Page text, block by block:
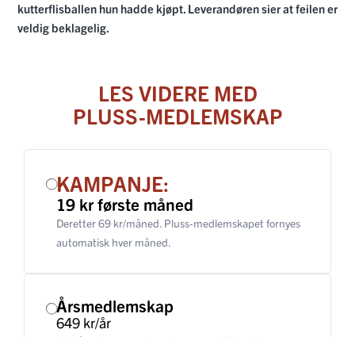
kutterflisballen hun hadde kjøpt. Leverandøren sier at feilen er
veldig beklagelig.
LES VIDERE MED
PLUSS-MEDLEMSKAP
KAMPANJE:
19 kr første måned
Deretter 69 kr/måned. Pluss-medlemskapet fornyes
automatisk hver måned.
Årsmedlemskap
649 kr/år